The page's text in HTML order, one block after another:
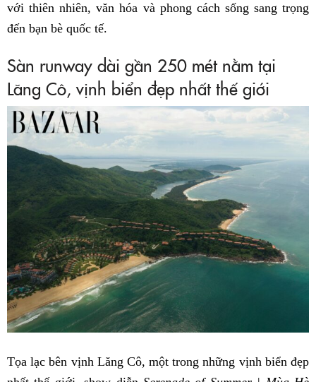
với thiên nhiên, văn hóa và phong cách sống sang trọng
đến bạn bè quốc tế.
Sàn runway dài gần 250 mét nằm tại
Lăng Cô, vịnh biển đẹp nhất thế giới
Tọa lạc bên vịnh Lăng Cô, một trong những vịnh biển đẹp